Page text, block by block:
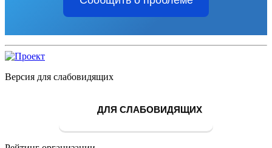
Версия для слабовидящих
ДЛЯ СЛАБОВИДЯЩИХ